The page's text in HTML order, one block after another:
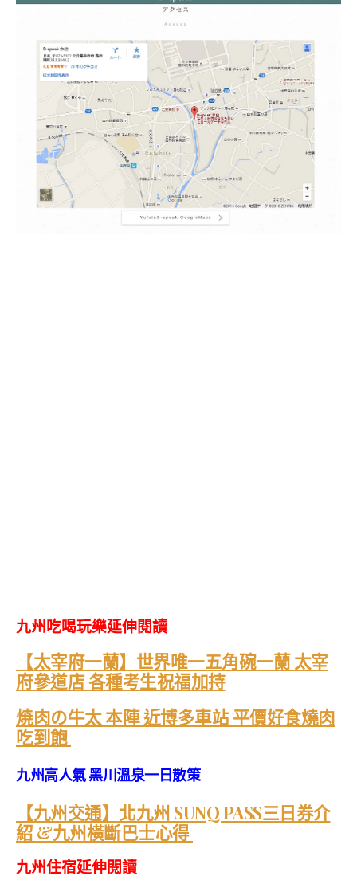
九州吃喝玩樂延伸閱讀
【太宰府一蘭】世界唯一五角碗一蘭 太宰
府參道店 各種考生祝福加持
焼肉の牛太 本陣 近博多車站 平價好食燒肉
吃到飽
九州高人氣 黑川溫泉一日散策
【九州交通】北九州 SUNQ PASS三日券介
紹 &九州橫斷巴士心得
九州住宿延伸閱讀